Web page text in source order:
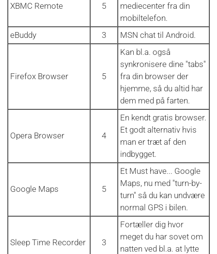
XBMC Remote 5
mediecenter fra din
mobiltelefon.
eBuddy
3 MSN chat til Android.
Firefox Browser 5
Kan bl.a. også
synkronisere dine "tabs"
fra din browser der
hjemme, så du altid har
dem med på farten.
Opera Browser 4
En kendt gratis browser.
Et godt alternativ hvis
man er træt af den
indbygget.
Google Maps 5
Et Must have... Google
Maps, nu med "turn-by-
turn" så du kan undvære
normal GPS i bilen.
Sleep Time Recorder 3
Fortæller dig hvor
meget du har sovet om
natten ved bl.a. at lytte